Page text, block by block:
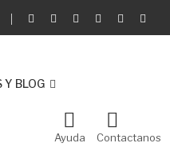
Y BLOG
Ayuda Contactanos